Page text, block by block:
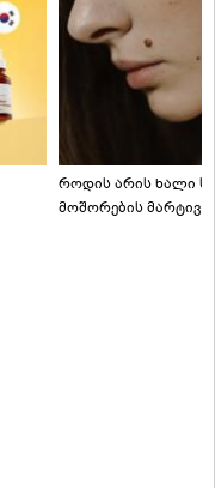
როდის არის ხალი
მოშორების